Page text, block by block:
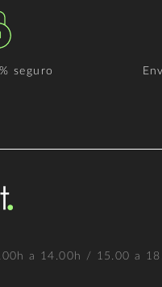
seguro
a 14.00h / 15.00 a